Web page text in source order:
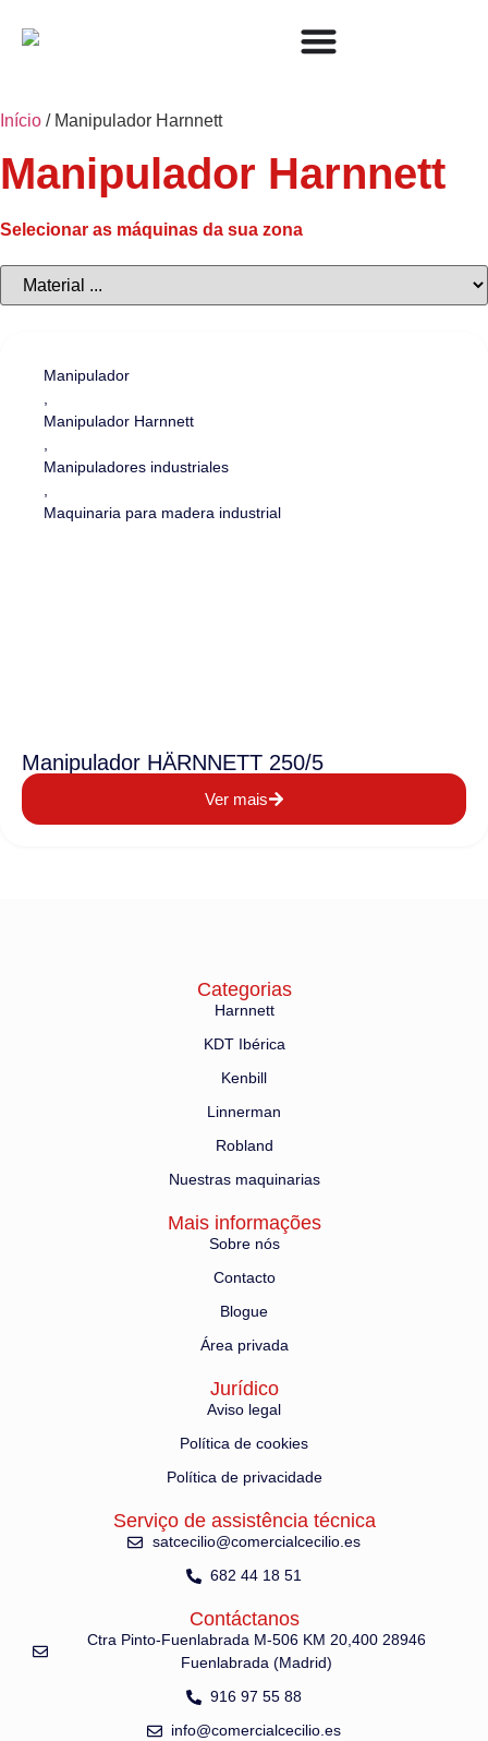
Início / Manipulador Harnnett
Manipulador Harnnett
Selecionar as máquinas da sua zona
Manipulador
Manipulador Harnnett
Manipuladores industriales
Maquinaria para madera industrial
Manipulador HÄRNNETT 250/5
Ver mais
Categorias
Harnnett
KDT Ibérica
Kenbill
Linnerman
Robland
Nuestras maquinarias
Mais informações
Sobre nós
Contacto
Blogue
Área privada
Jurídico
Aviso legal
Política de cookies
Política de privacidade
Serviço de assistência técnica
satcecilio@comercialcecilio.es
682 44 18 51
Contáctanos
Ctra Pinto-Fuenlabrada M-506 KM 20,400 28946
Fuenlabrada (Madrid)
916 97 55 88
info@comercialcecilio.es